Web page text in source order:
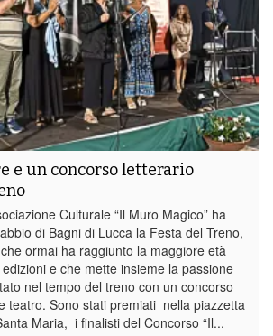
e un concorso letterario
Culturale “Il Muro Magico” ha
di Bagni di Lucca la Festa del Treno,
ormai ha raggiunto la maggiore età
e che mette insieme la passione
nel tempo del treno con un concorso
teatro. Sono stati premiati nella piazzetta
Maria, i finalisti del Concorso “Il...